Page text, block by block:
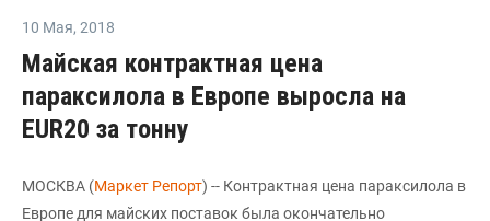
10 Мая, 2018
Майская контрактная цена
параксилола в Европе выросла на
EUR20 за тонну
МОСКВА (Маркет Репорт) -- Контрактная цена параксилола в
Европе для майских поставок была окончательно